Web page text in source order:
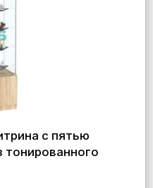
с пятью